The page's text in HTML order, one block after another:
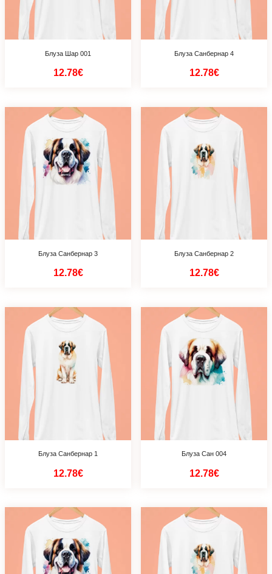
Блуза Шар 001
12.78€
Блуза Санбернар 4
12.78€
Блуза Санбернар 3
12.78€
Блуза Санбернар 2
12.78€
Блуза Санбернар 1
12.78€
Блуза Сан 004
12.78€